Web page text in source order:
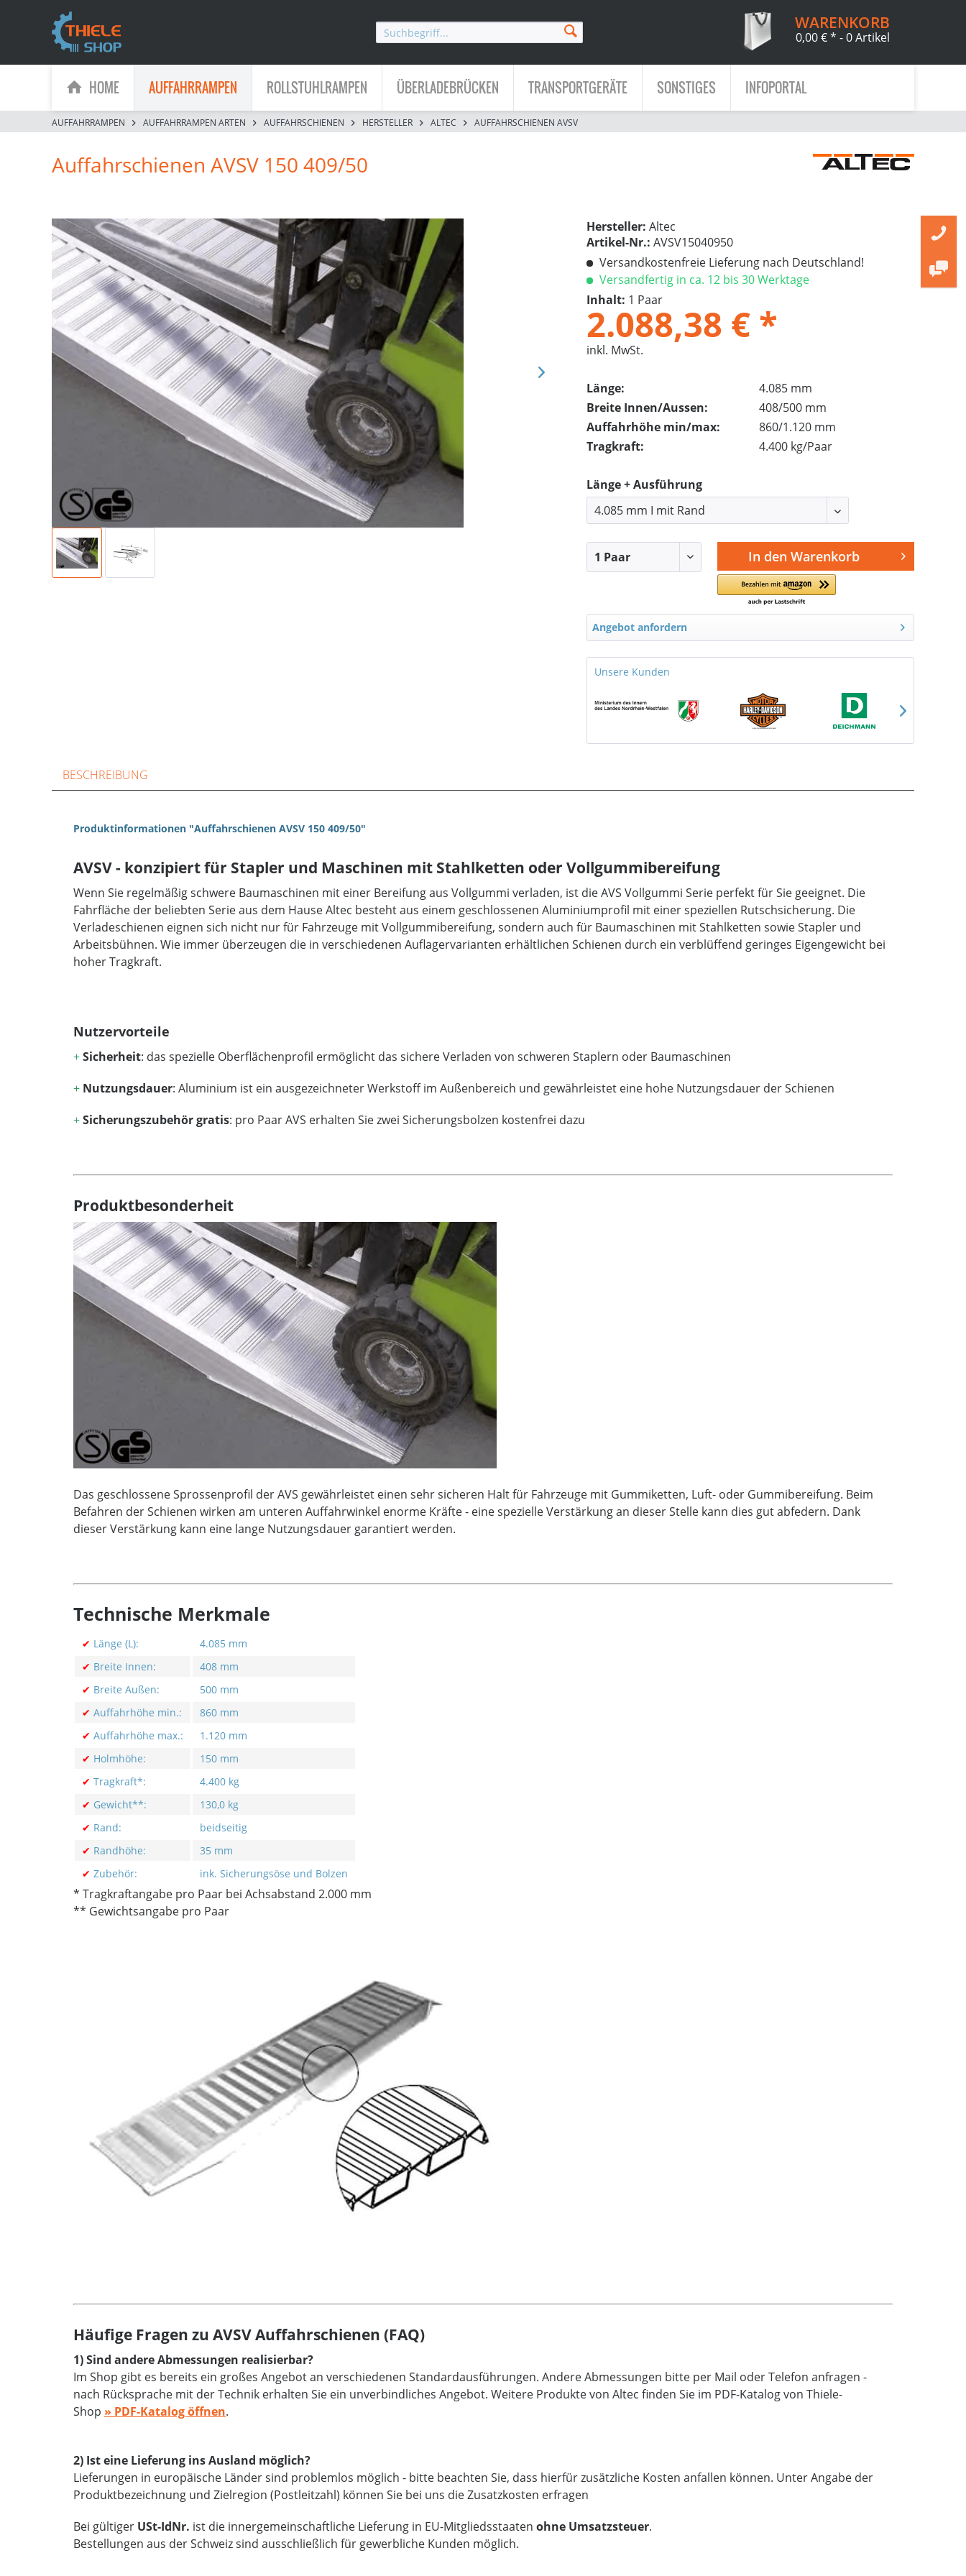
WARENKORB
0,00 € * - 0 Artikel
HOME AUFFAHRRAMPEN ROLLSTUHLRAMPEN ÜBERLADEBRÜCKEN TRANSPORTGERÄTE SONSTIGES INFOPORTAL
AUFFAHRRAMPEN AUFFAHRRAMPEN ARTEN AUFFAHRSCHIENEN HERSTELLER ALTEC AUFFAHRSCHIENEN AVSV
Auffahrschienen AVSV 150 409/50
Hersteller: Altec
Artikel-Nr.: AVSV15040950
Versandkostenfreie Lieferung nach Deutschland!
Versandfertig in ca. 12 bis 30 Werktage
Inhalt: 1 Paar
2.088,38 € *
inkl. MwSt.
Länge:
4.085 mm
Breite Innen/Aussen:
408/500 mm
Auffahrhöhe min/max:
860/1.120 mm
Tragkraft:
4.400 kg/Paar
Länge + Ausführung
In den Warenkorb
Angebot anfordern
Unsere Kunden
BESCHREIBUNG
Produktinformationen "Auffahrschienen AVSV 150 409/50"
AVSV - konzipiert für Stapler und Maschinen mit Stahlketten oder Vollgummibereifung
Wenn Sie regelmäßig schwere Baumaschinen mit einer Bereifung aus Vollgummi verladen, ist die AVS Vollgummi Serie perfekt für Sie geeignet. Die
Fahrfläche der beliebten Serie aus dem Hause Altec besteht aus einem geschlossenen Aluminiumprofil mit einer speziellen Rutschsicherung. Die
Verladeschienen eignen sich nicht nur für Fahrzeuge mit Vollgummibereifung, sondern auch für Baumaschinen mit Stahlketten sowie Stapler und
Arbeitsbühnen. Wie immer überzeugen die in verschiedenen Auflagervarianten erhältlichen Schienen durch ein verblüffend geringes Eigengewicht bei
hoher Tragkraft.
Nutzervorteile
+Sicherheit: das spezielle Oberflächenprofil ermöglicht das sichere Verladen von schweren Staplern oder Baumaschinen
+ Nutzungsdauer: Aluminium ist ein ausgezeichneter Werkstoff im Außenbereich und gewährleistet eine hohe Nutzungsdauer der Schienen
+Sicherungszubehör gratis: pro Paar AVS erhalten Sie zwei Sicherungsbolzen kostenfrei dazu
Produktbesonderheit
Das geschlossene Sprossenprofil der AVS gewährleistet einen sehr sicheren Halt für Fahrzeuge mit Gummiketten, Luft- oder Gummibereifung. Beim
Befahren der Schienen wirken am unteren Auffahrwinkel enorme Kräfte - eine spezielle Verstärkung an dieser Stelle kann dies gut abfedern. Dank
dieser Verstärkung kann eine lange Nutzungsdauer garantiert werden.
Technische Merkmale
✔ Länge (L):
4.085 mm
✔ Breite Innen:
408 mm
✔ Breite Außen:
500 mm
✔ Auffahrhöhe min.:
860 mm
✔ Auffahrhöhe max.:
1.120 mm
✔ Holmhöhe:
150 mm
✔ Tragkraft*:
4.400 kg
✔ Gewicht**:
130,0 kg
✔ Rand:
beidseitig
✔ Randhöhe:
35 mm
✔ Zubehör: ink. Sicherungsöse und Bolzen
* Tragkraftangabe pro Paar bei Achsabstand 2.000 mm
** Gewichtsangabe pro Paar
Häufige Fragen zu AVSV Auffahrschienen (FAQ)
1) Sind andere Abmessungen realisierbar?
Im Shop gibt es bereits ein großes Angebot an verschiedenen Standardausführungen. Andere Abmessungen bitte per Mail oder Telefon anfragen -
nach Rücksprache mit der Technik erhalten Sie ein unverbindliches Angebot. Weitere Produkte von Altec finden Sie im PDF-Katalog von Thiele-
Shop » PDF-Katalog öffnen.
2) Ist eine Lieferung ins Ausland möglich?
Lieferungen in europäische Länder sind problemlos möglich - bitte beachten Sie, dass hierfür zusätzliche Kosten anfallen können. Unter Angabe der
Produktbezeichnung und Zielregion (Postleitzahl) können Sie bei uns die Zusatzkosten erfragen
Bei gültiger USt-IdNr. ist die innergemeinschaftliche Lieferung in EU-Mitgliedsstaaten ohne Umsatzsteuer.
Bestellungen aus der Schweiz sind ausschließlich für gewerbliche Kunden möglich.